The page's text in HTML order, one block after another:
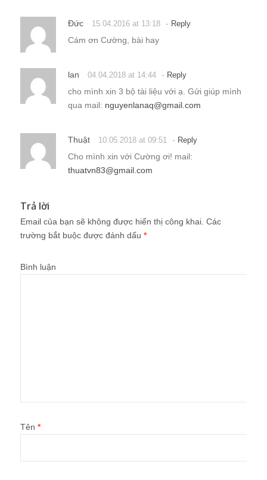
Đức 15.04.2016 at 13:18 - Reply
Cám ơn Cường, bài hay
lan 04.04.2018 at 14:44 - Reply
cho mình xin 3 bộ tài liệu với ạ. Gửi giúp mình
qua mail: nguyenlanaq@gmail.com
Thuật 10.05.2018 at 09:51 - Reply
Cho mình xin với Cường ơi! mail:
thuatvn83@gmail.com
Trả lời
Email của bạn sẽ không được hiển thị công khai. Các
trường bắt buộc được đánh dấu *
Bình luận
Tên *